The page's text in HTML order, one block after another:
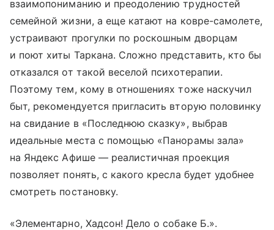
взаимопониманию и преодолению трудностей
семейной жизни, а еще катают на ковре-самолете,
устраивают прогулки по роскошным дворцам
и поют хиты Таркана. Сложно представить, кто бы
отказался от такой веселой психотерапии.
Поэтому тем, кому в отношениях тоже наскучил
быт, рекомендуется пригласить вторую половинку
на свидание в «Последнюю сказку», выбрав
идеальные места с помощью «Панорамы зала»
на Яндекс Афише — реалистичная проекция
позволяет понять, с какого кресла будет удобнее
смотреть постановку.
«Элементарно, Хадсон! Дело о собаке Б.».